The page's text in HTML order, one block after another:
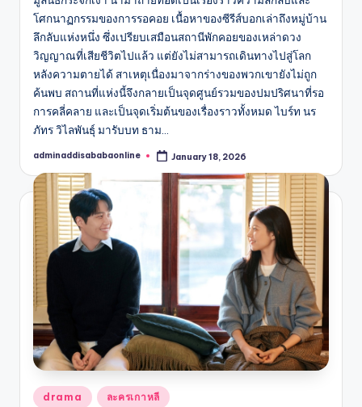
โศกนาฏกรรมของการรอคอย เนื้อหาของซีรีส์บอกเล่าถึงหมู่บ้าน
ลึกลับแห่งหนึ่ง ซึ่งเปรียบเสมือนสถานีพักคอยของเหล่าดวง
วิญญาณที่เสียชีวิตไปแล้ว แต่ยังไม่สามารถเดินทางไปสู่โลก
หลังความตายได้ สาเหตุเนื่องมาจากร่างของพวกเขายังไม่ถูก
ค้นพบ สถานที่แห่งนี้จึงกลายเป็นจุดศูนย์รวมของปมปริศนาที่รอ
การคลี่คลาย และเป็นจุดเริ่มต้นของเรื่องราวทั้งหมด ไบร์ท นร
ภัทร วิไลพันธุ์ มารับบท ธาม…
Posted
adminaddisababaonline January 18, 2026
Posted
drama ละครเกาหลี